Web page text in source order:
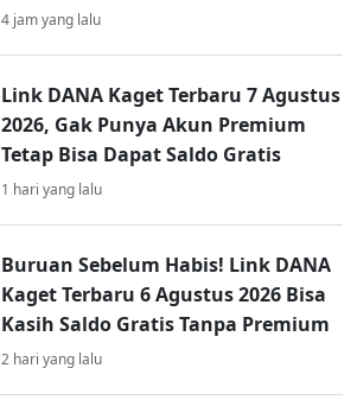
4 jam yang lalu
Link DANA Kaget Terbaru 7 Agustus
2026, Gak Punya Akun Premium
Tetap Bisa Dapat Saldo Gratis
1 hari yang lalu
Buruan Sebelum Habis! Link DANA
Kaget Terbaru 6 Agustus 2026 Bisa
Kasih Saldo Gratis Tanpa Premium
2 hari yang lalu